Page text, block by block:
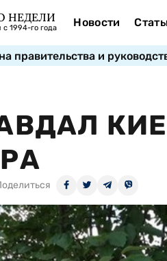
НЕДЕЛИ
1994-го года Новости
правительства и